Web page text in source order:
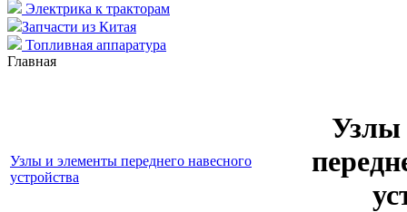
Электрика к тракторам
Запчасти из Китая
Топливная аппаратура
Главная
Узлы и элементы переднего навесного
устройства
Узлы